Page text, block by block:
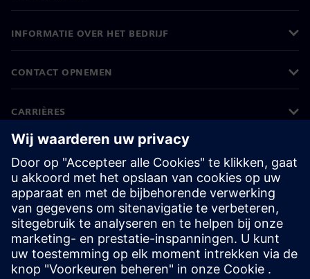
INFORMATIE OVER HET BEDRIJF
CONTACT OPNEMEN
CARRIÈRES
©Siemens 2026
Bedrijfsinformatie
Privacyverklaring
Cookieverklaring